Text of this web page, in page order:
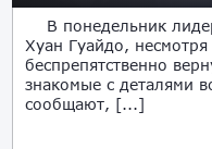
В понедельник
Хуан Гуайдо, несмотря
беспрепятственно
знакомые с деталями
сообщают, [...]